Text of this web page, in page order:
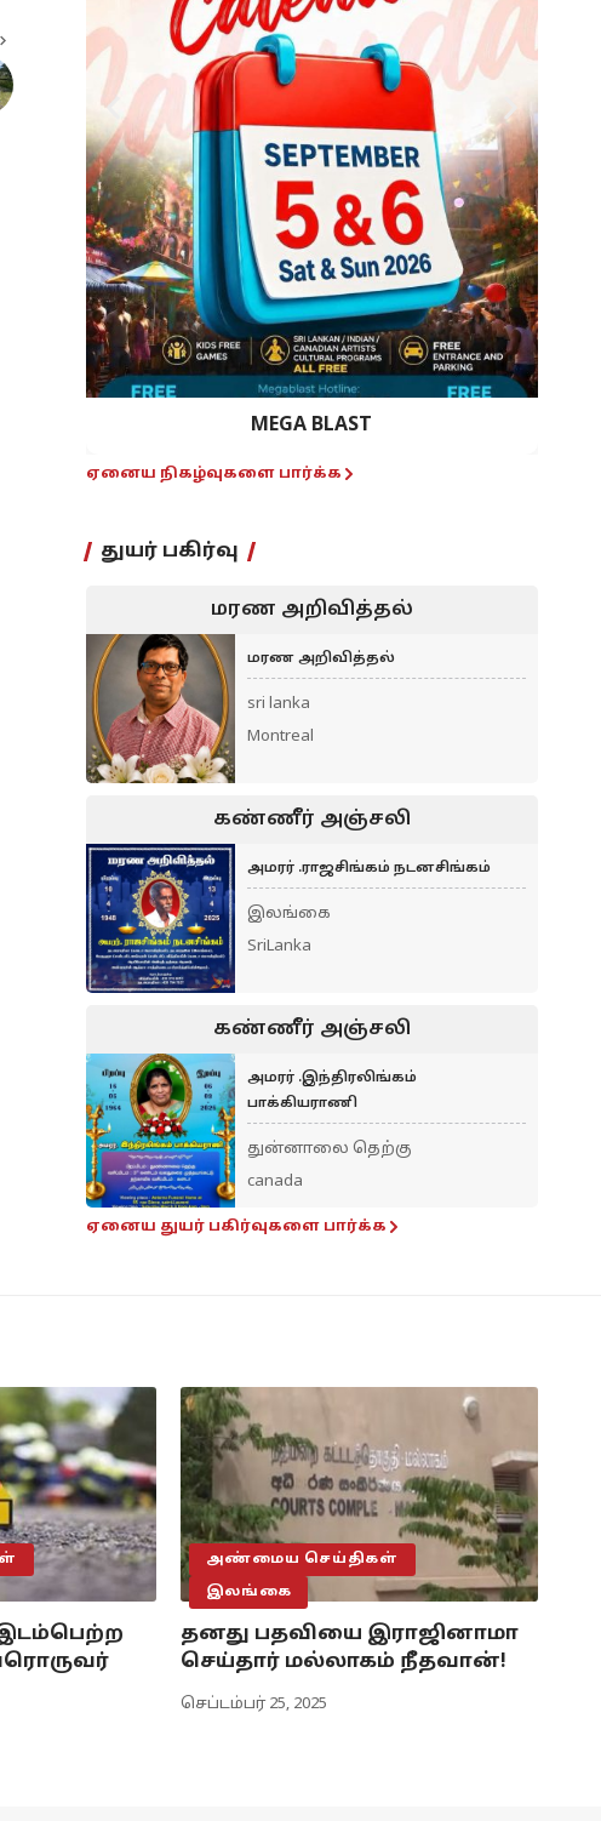
MEGA BLAST
ஏனைய நிகழ்வுகளை பார்க்க
துயர் பகிர்வு
மரண அறிவித்தல்
மரண அறிவித்தல்
sri lanka
Montreal
கண்ணீர் அஞ்சலி
அமரர் .ராஜசிங்கம் நடனசிங்கம்
இலங்கை
SriLanka
கண்ணீர் அஞ்சலி
அமரர் .இந்திரலிங்கம்
பாக்கியராணி
துன்னாலை தெற்கு
canada
ஏனைய துயர் பகிர்வுகளை பார்க்க
இடம்பெற்ற
அண்மைய செய்திகள்
இலங்கை
தனது பதவியை இராஜினாமா
செய்தார் மல்லாகம் நீதவான்!
செப்டம்பர் 25, 2025